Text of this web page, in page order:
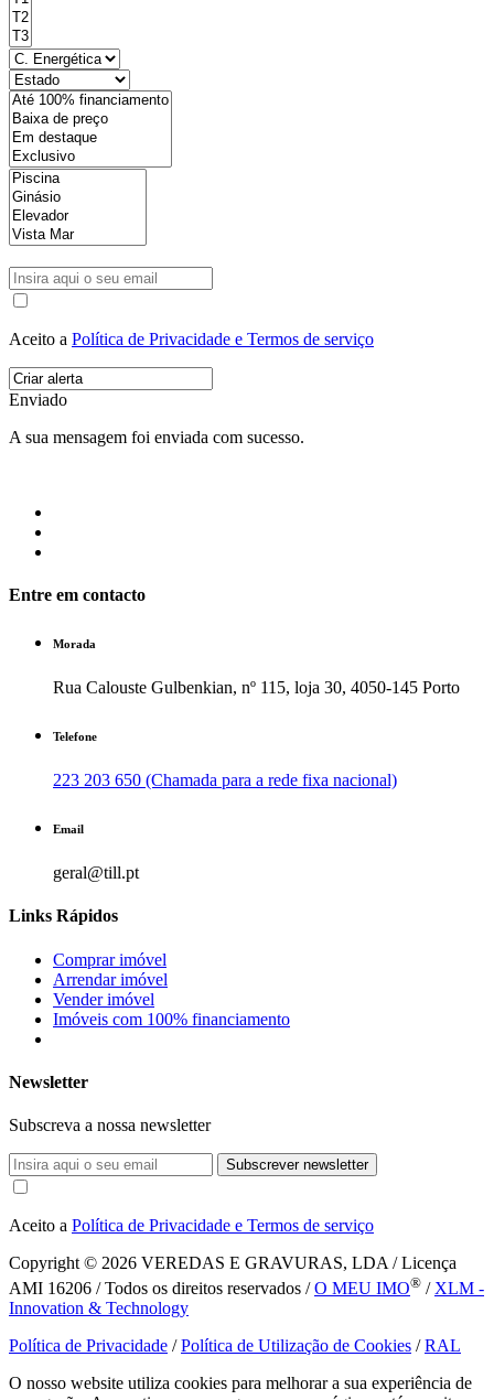
Aceito a Política de Privacidade e Termos de serviço
Enviado
A sua mensagem foi enviada com sucesso.
Entre em contacto
Morada
Rua Calouste Gulbenkian, nº 115, loja 30, 4050-145 Porto
Telefone
223 203 650 (Chamada para a rede fixa nacional)
Email
geral@till.pt
Links Rápidos
Comprar imóvel
Arrendar imóvel
Vender imóvel
Imóveis com 100% financiamento
Newsletter
Subscreva a nossa newsletter
Subscrever newsletter
Aceito a Política de Privacidade e Termos de serviço
Copyright © 2026 VEREDAS E GRAVURAS, LDA / Licença
AMI 16206 / Todos os direitos reservados /O MEU IMO® / XLM -
Innovation & Technology
Política de Privacidade /Política de Utilização de Cookies /RAL
O nosso website utiliza cookies para melhorar a sua experiência de